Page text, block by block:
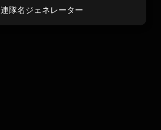
連隊名ジェネレーター